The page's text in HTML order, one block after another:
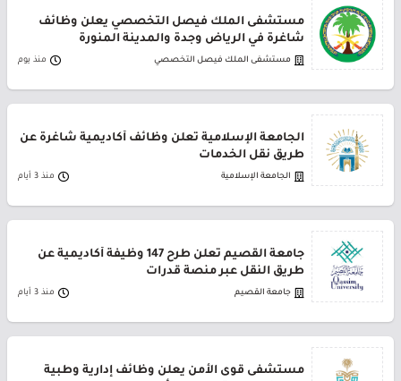
مستشفى الملك فيصل التخصصي يعلن وظائف
شاغرة في الرياض وجدة والمدينة المنورة
مستشفى الملك فيصل التخصصي منذ يوم
الجامعة الإسلامية تعلن وظائف أكاديمية شاغرة عن
طريق نقل الخدمات
الجامعة الإسلامية منذ 3 أيام
جامعة القصيم تعلن طرح 147 وظيفة أكاديمية عن
طريق النقل عبر منصة قدرات
جامعة القصيم منذ 3 أيام
مستشفى قوى الأمن يعلن وظائف إدارية وطبية